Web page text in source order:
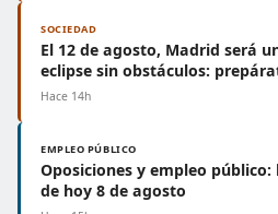
SOCIEDAD
El 12 de agosto, Madrid será
eclipse sin obstáculos:
Hace 14h
EMPLEO PÚBLICO
Oposiciones y empleo público:
de hoy 8 de agosto